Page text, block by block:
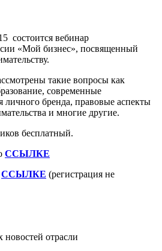
состоится вебинар
«Мой бизнес», посвященный
такие вопросы как
современные
личного бренда, правовые аспекты
и многие другие.
бесплатный.
ССЫЛКЕ
ССЫЛКЕ (регистрация не
новостей отрасли